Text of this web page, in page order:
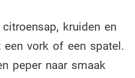
kruiden en
vork of een spatel.
peper naar smaak